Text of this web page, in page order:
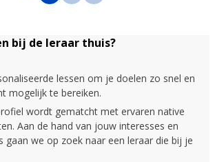
bij de leraar thuis?
lessen om je doelen zo snel en
mogelijk te bereiken.
wordt gematcht met ervaren native
Aan de hand van jouw interesses en
gaan we op zoek naar een leraar die bij je